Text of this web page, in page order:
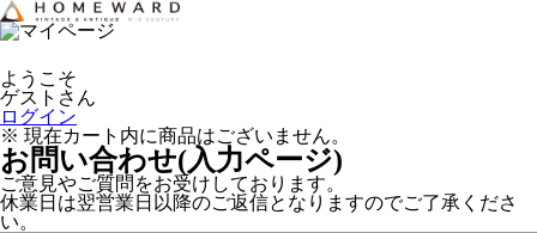
ようこそ
ゲストさん
ログイン
※ 現在カート内に商品はございません。
お問い合わせ(入力ページ)
ご意見やご質問をお受けしております。
休業日は翌営業日以降のご返信となりますのでご了承くださ
い。